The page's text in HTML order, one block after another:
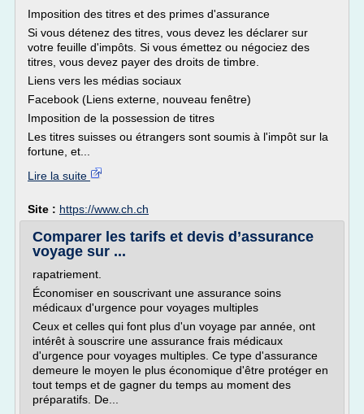
Imposition des titres et des primes d'assurance
Si vous détenez des titres, vous devez les déclarer sur
votre feuille d'impôts. Si vous émettez ou négociez des
titres, vous devez payer des droits de timbre.
Liens vers les médias sociaux
Facebook (Liens externe, nouveau fenêtre)
Imposition de la possession de titres
Les titres suisses ou étrangers sont soumis à l'impôt sur la
fortune, et...
Lire la suite
Site : https://www.ch.ch
Comparer les tarifs et devis d’assurance
voyage sur ...
rapatriement.
Économiser en souscrivant une assurance soins
médicaux d'urgence pour voyages multiples
Ceux et celles qui font plus d'un voyage par année, ont
intérêt à souscrire une assurance frais médicaux
d'urgence pour voyages multiples. Ce type d'assurance
demeure le moyen le plus économique d'être protéger en
tout temps et de gagner du temps au moment des
préparatifs. De...